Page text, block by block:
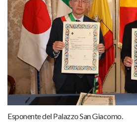
Esponente del Palazzo San Giacomo.